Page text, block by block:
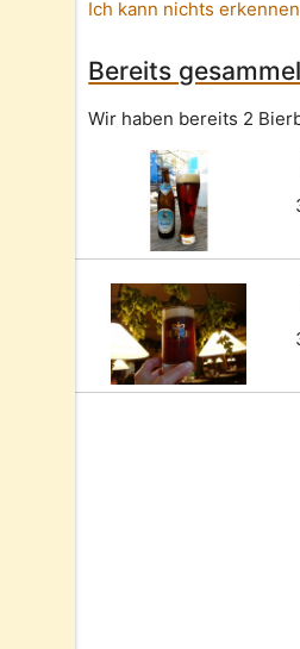
Ich kann nichts
Bereits
Wir haben bereits 2